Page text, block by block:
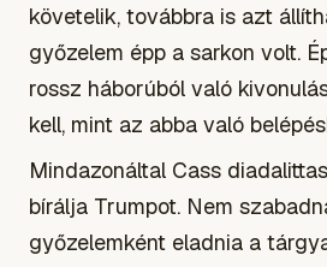
követelik, továbbra is azt
győzelem épp a sarkon volt.
rossz háborúból való
kell, mint az abba való
Mindazonáltal Cass
bírálja Trumpot. Nem
győzelemként eladnia a